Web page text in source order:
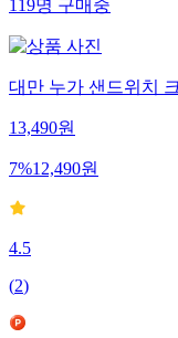
119명구매중
대만 누가 샌드위치
13,490원
7%12,490원
4.5
(2)